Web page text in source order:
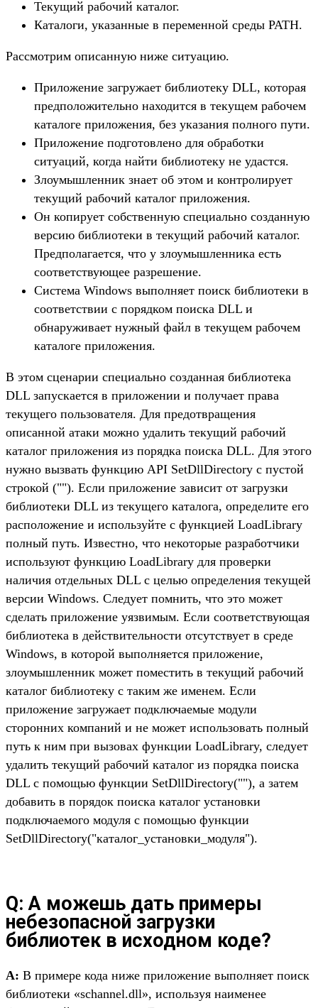
Текущий рабочий каталог.
Каталоги, указанные в переменной среды РАТН.
Рассмотрим описанную ниже ситуацию.
Приложение загружает библиотеку DLL, которая
предположительно находится в текущем рабочем
каталоге приложения, без указания полного пути.
Приложение подготовлено для обработки
ситуаций, когда найти библиотеку не удастся.
Злоумышленник знает об этом и контролирует
текущий рабочий каталог приложения.
Он копирует собственную специально созданную
версию библиотеки в текущий рабочий каталог.
Предполагается, что у злоумышленника есть
соответствующее разрешение.
Система Windows выполняет поиск библиотеки в
соответствии с порядком поиска DLL и
обнаруживает нужный файл в текущем рабочем
каталоге приложения.
В этом сценарии специально созданная библиотека
DLL запускается в приложении и получает права
текущего пользователя. Для предотвращения
описанной атаки можно удалить текущий рабочий
каталог приложения из порядка поиска DLL. Для этого
нужно вызвать функцию API SetDllDirectory с пустой
строкой (""). Если приложение зависит от загрузки
библиотеки DLL из текущего каталога, определите его
расположение и используйте с функцией LoadLibrary
полный путь. Известно, что некоторые разработчики
используют функцию LoadLibrary для проверки
наличия отдельных DLL с целью определения текущей
версии Windows. Следует помнить, что это может
сделать приложение уязвимым. Если соответствующая
библиотека в действительности отсутствует в среде
Windows, в которой выполняется приложение,
злоумышленник может поместить в текущий рабочий
каталог библиотеку с таким же именем. Если
приложение загружает подключаемые модули
сторонних компаний и не может использовать полный
путь к ним при вызовах функции LoadLibrary, следует
удалить текущий рабочий каталог из порядка поиска
DLL с помощью функции SetDllDirectory(""), а затем
добавить в порядок поиска каталог установки
подключаемого модуля с помощью функции
SetDllDirectory("каталог_установки_модуля").
Q: А можешь дать примеры
небезопасной загрузки
библиотек в исходном коде?
A: В примере кода ниже приложение выполняет поиск
библиотеки «schannel.dll», используя наименее